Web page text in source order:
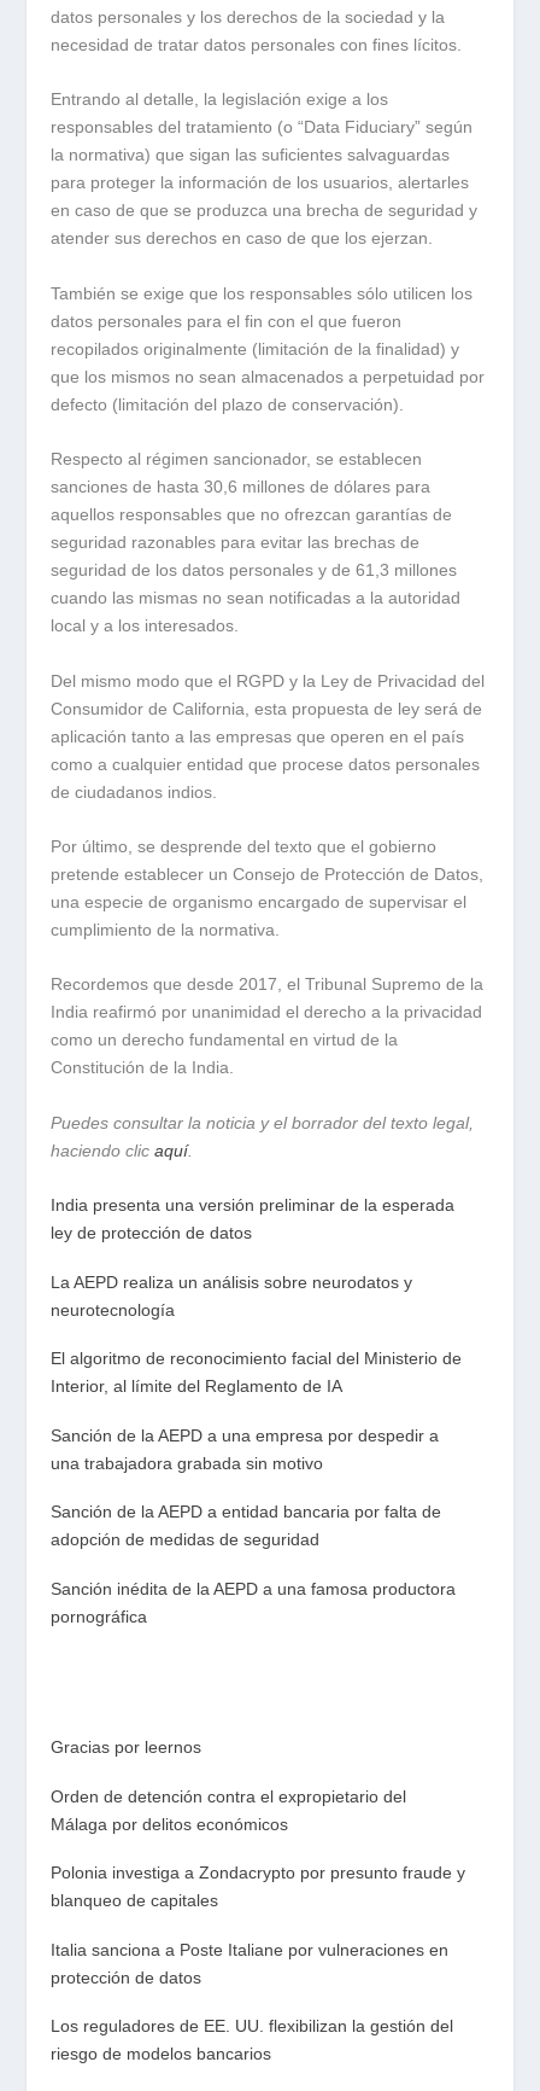
datos personales y los derechos de la sociedad y la
necesidad de tratar datos personales con fines lícitos.
Entrando al detalle, la legislación exige a los
responsables del tratamiento (o “Data Fiduciary” según
la normativa) que sigan las suficientes salvaguardas
para proteger la información de los usuarios, alertarles
en caso de que se produzca una brecha de seguridad y
atender sus derechos en caso de que los ejerzan.
También se exige que los responsables sólo utilicen los
datos personales para el fin con el que fueron
recopilados originalmente (limitación de la finalidad) y
que los mismos no sean almacenados a perpetuidad por
defecto (limitación del plazo de conservación).
Respecto al régimen sancionador, se establecen
sanciones de hasta 30,6 millones de dólares para
aquellos responsables que no ofrezcan garantías de
seguridad razonables para evitar las brechas de
seguridad de los datos personales y de 61,3 millones
cuando las mismas no sean notificadas a la autoridad
local y a los interesados.
Del mismo modo que el RGPD y la Ley de Privacidad del
Consumidor de California, esta propuesta de ley será de
aplicación tanto a las empresas que operen en el país
como a cualquier entidad que procese datos personales
de ciudadanos indios.
Por último, se desprende del texto que el gobierno
pretende establecer un Consejo de Protección de Datos,
una especie de organismo encargado de supervisar el
cumplimiento de la normativa.
Recordemos que desde 2017, el Tribunal Supremo de la
India reafirmó por unanimidad el derecho a la privacidad
como un derecho fundamental en virtud de la
Constitución de la India.
Puedes consultar la noticia y el borrador del texto legal,
haciendo clicaquí.
India presenta una versión preliminar de la esperada
ley de protección de datos
La AEPD realiza un análisis sobre neurodatos y
neurotecnología
El algoritmo de reconocimiento facial del Ministerio de
Interior, al límite del Reglamento de IA
Sanción de la AEPD a una empresa por despedir a
una trabajadora grabada sin motivo
Sanción de la AEPD a entidad bancaria por falta de
adopción de medidas de seguridad
Sanción inédita de la AEPD a una famosa productora
pornográfica
Gracias por leernos
Orden de detención contra el expropietario del
Málaga por delitos económicos
Polonia investiga a Zondacrypto por presunto fraude y
blanqueo de capitales
Italia sanciona a Poste Italiane por vulneraciones en
protección de datos
Los reguladores de EE. UU. flexibilizan la gestión del
riesgo de modelos bancarios